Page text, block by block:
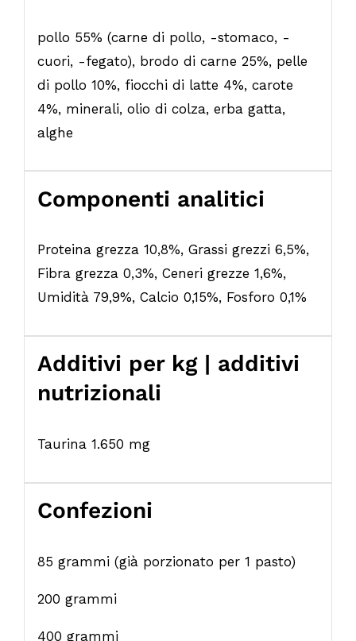
pollo 55% (carne di pollo, -stomaco, -
cuori, -fegato), brodo di carne 25%, pelle
di pollo 10%, fiocchi di latte 4%, carote
4%, minerali, olio di colza, erba gatta,
alghe
Componenti analitici
Proteina grezza 10,8%, Grassi grezzi 6,5%,
Fibra grezza 0,3%, Ceneri grezze 1,6%,
Umidità 79,9%, Calcio 0,15%, Fosforo 0,1%
Additivi per kg | additivi
nutrizionali
Taurina 1.650 mg
Confezioni
85 grammi (già porzionato per 1 pasto)
200 grammi
400 grammi